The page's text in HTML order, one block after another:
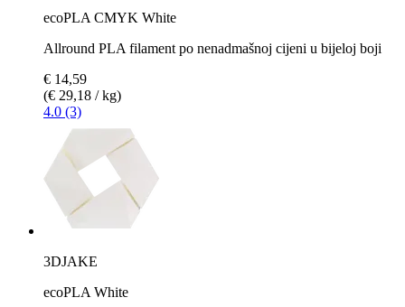
ecoPLA CMYK White
Allround PLA filament po nenadmašnoj cijeni u bijeloj boji
€ 14,59
(€ 29,18 / kg)
4.0 (3)
3DJAKE
ecoPLA White